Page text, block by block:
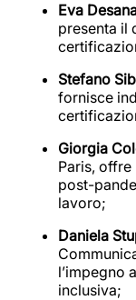
Eva
presenta il
Stefano
fornisce
Giorgia
Paris,
post-
lavoro;
Daniela
l’impegno
inclusiva;